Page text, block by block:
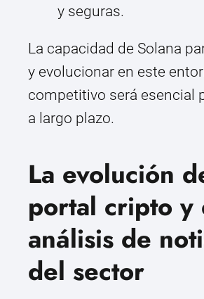
y seguras.
La capacidad de Solana
y evolucionar en este
competitivo será esencial
a largo plazo.
La evolución
portal cripto y
análisis de
del sector